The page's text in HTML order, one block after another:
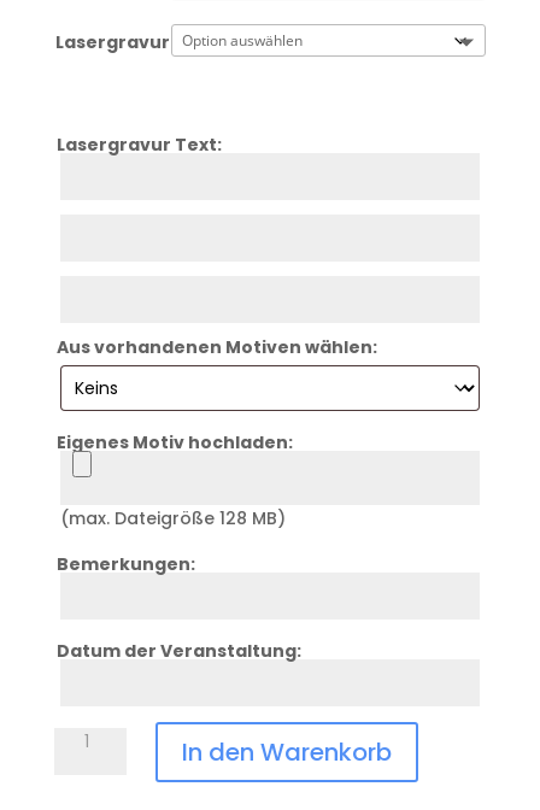
Lasergravur
Lasergravur Text:
Aus vorhandenen Motiven wählen:
Eigenes Motiv hochladen:
Logo
(max. Dateigröße 128 MB)
Bemerkungen:
Datum der Veranstaltung:
Glasständer
In den Warenkorb